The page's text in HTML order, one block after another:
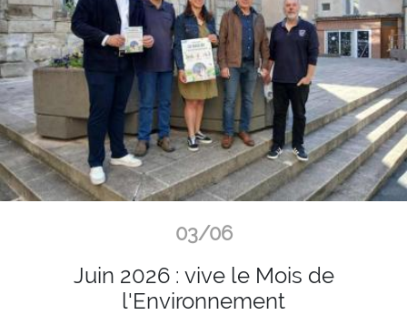
03/06
Juin 2026 : vive le Mois de
l'Environnement